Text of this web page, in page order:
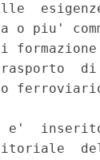
o piu'
di